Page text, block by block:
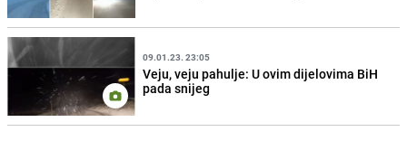
09.01.23. 23:05
Veju, veju pahulje: U ovim dijelovima BiH
pada snijeg